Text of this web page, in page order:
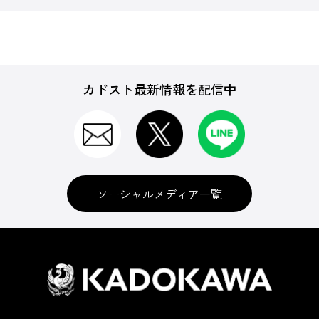
カドスト最新情報を配信中
ソーシャルメディア一覧